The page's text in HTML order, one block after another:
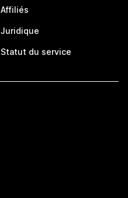
Affiliés
Juridique
Statut du service